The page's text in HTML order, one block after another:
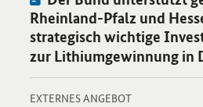
Rheinland-Pfalz und
strategisch wichtige
zur Lithiumgewinnung in
EXTERNES ANGEBOT-
Öffnet Einzelsicht